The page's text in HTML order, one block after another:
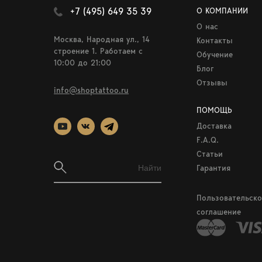
+7 (495) 649 35 39
Москва, Народная ул., 14
строение 1. Работаем c
10:00 до 21:00
info@shoptattoo.ru
О КОМПАНИИ
О нас
Контакты
Обучение
Блог
Отзывы
ПОМОЩЬ
Доставка
F.A.Q.
Статьи
Гарантия
соглашение